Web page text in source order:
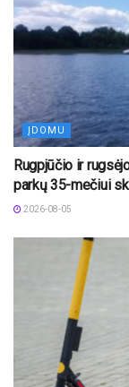
ĮDOMU
Rugpjūčio ir
parkų 35-mečiui
2026-08-05